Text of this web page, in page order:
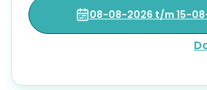
08-08-2026 t/m 15-